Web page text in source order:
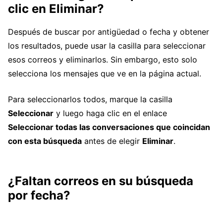
clic en Eliminar?
Después de buscar por antigüedad o fecha y obtener
los resultados, puede usar la casilla para seleccionar
esos correos y eliminarlos. Sin embargo, esto solo
selecciona los mensajes que ve en la página actual.
Para seleccionarlos todos, marque la casilla
Seleccionar y luego haga clic en el enlace
Seleccionar todas las conversaciones que coincidan
con esta búsqueda antes de elegir Eliminar.
¿Faltan correos en su búsqueda
por fecha?